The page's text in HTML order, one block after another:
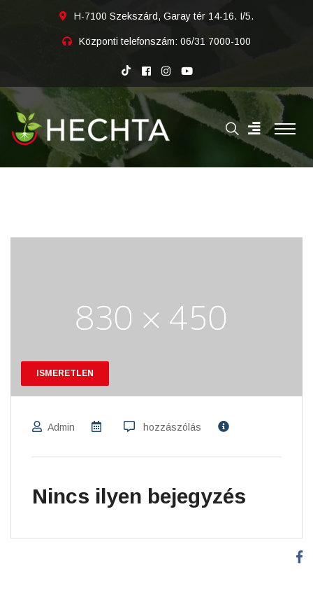
H-7100 Szekszárd, Garay tér 14-16. I/5.
Központi telefonszám: 06/31 7000-100
ISMERETLEN
Admin hozzászólás
Nincs ilyen bejegyzés